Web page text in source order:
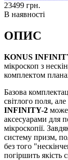
23499 грн.
В наявності
ОПИС
KONUS
мікроскоп з
комплектом
Базова
світлого поля,
INFINITY-2 може
аксесуарами для
мікроскопії.
систему призм,
без того
погіршить якість